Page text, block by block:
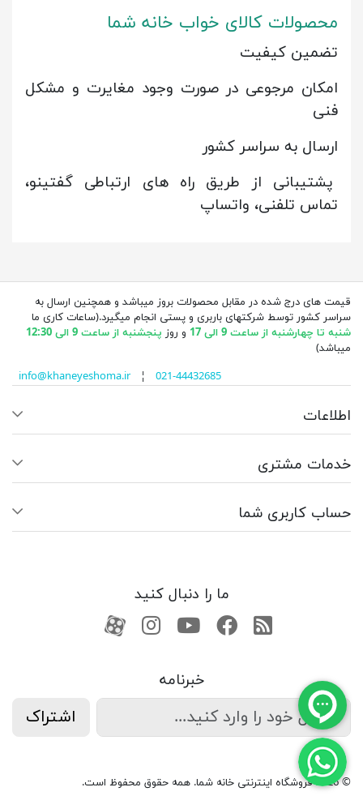
محصولات کالای خواب خانه شما
تضمین کیفیت
امکان مرجوعی در صورت وجود مغایرت و مشکل
فنی
ارسال به سراسر کشور
پشتیبانی از طریق راه های ارتباطی گفتینو،
تماس تلفنی، واتساپ
قیمت های درج شده در مقابل محصولات بروز میباشد و همچنین ارسال به
سراسر کشور توسط شرکتهای باربری و پستی انجام میگیرد.(ساعات کاری ما
شنبه تا چهارشنبه از ساعت 9 الی 17
و روز پنجشنبه از ساعت 9 الی 12:30
میباشد)
info@khaneyeshoma.ir¦ 021-44432685
اطلاعات
خدمات مشتری
حساب کاربری شما
ما را دنبال کنید
RSSفیسبوکیوتیوبکانال آپارات
کانال آپارات
خبرنامه
اشتراک
© 2026 فروشگاه اینترنتی خانه شما. همه حقوق محفوظ است.